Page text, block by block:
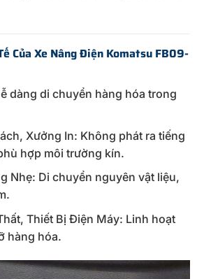
Của Xe Nâng Điện Komatsu FB09-
dàng di chuyển hàng hóa trong
Xưởng In: Không phát ra tiếng
hợp môi trường kín.
Nhẹ: Di chuyển nguyên vật liệu,
Thiết Bị Điện Máy: Linh hoạt
hàng hóa.